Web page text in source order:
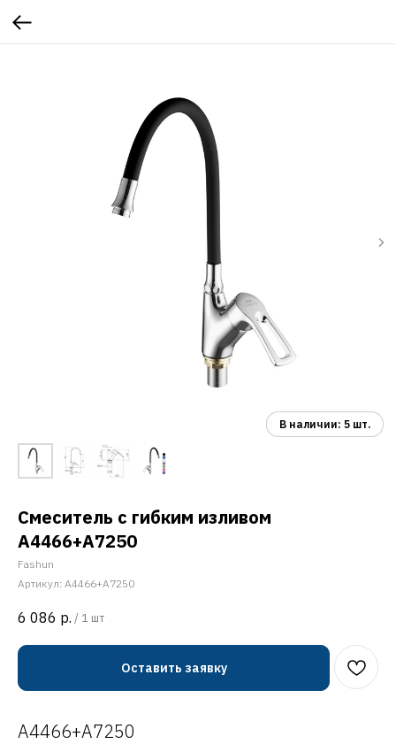
Смеситель с гибким изливом
A4466+A7250
Fashun
Артикул: A4466+A7250
6 086 р. / 1 шт
Оставить заявку
A4466+A7250